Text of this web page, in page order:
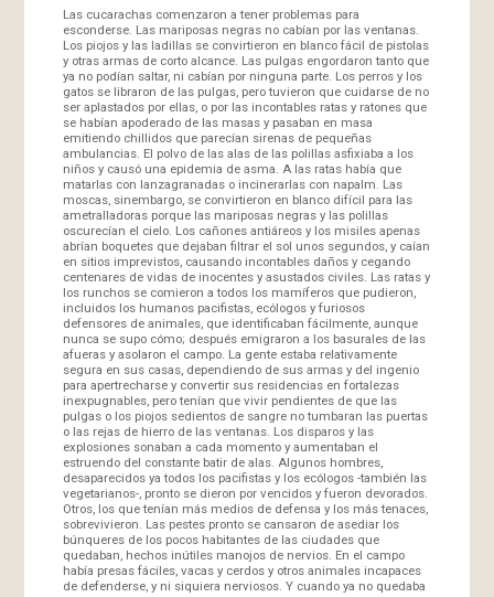
Las cucarachas comenzaron a tener problemas para
esconderse. Las mariposas negras no cabían por las ventanas.
Los piojos y las ladillas se convirtieron en blanco fácil de pistolas
y otras armas de corto alcance. Las pulgas engordaron tanto que
ya no podían saltar, ni cabían por ninguna parte. Los perros y los
gatos se libraron de las pulgas, pero tuvieron que cuidarse de no
ser aplastados por ellas, o por las incontables ratas y ratones que
se habían apoderado de las masas y pasaban en masa
emitiendo chillidos que parecían sirenas de pequeñas
ambulancias. El polvo de las alas de las polillas asfixiaba a los
niños y causó una epidemia de asma. A las ratas había que
matarlas con lanzagranadas o incinerarlas con napalm. Las
moscas, sinembargo, se convirtieron en blanco difícil para las
ametralladoras porque las mariposas negras y las polillas
oscurecían el cielo. Los cañones antiáreos y los misiles apenas
abrían boquetes que dejaban filtrar el sol unos segundos, y caían
en sitios imprevistos, causando incontables daños y cegando
centenares de vidas de inocentes y asustados civiles. Las ratas y
los runchos se comieron a todos los mamíferos que pudieron,
incluidos los humanos pacifistas, ecólogos y furiosos
defensores de animales, que identificaban fácilmente, aunque
nunca se supo cómo; después emigraron a los basurales de las
afueras y asolaron el campo. La gente estaba relativamente
segura en sus casas, dependiendo de sus armas y del ingenio
para apertrecharse y convertir sus residencias en fortalezas
inexpugnables, pero tenían que vivir pendientes de que las
pulgas o los piojos sedientos de sangre no tumbaran las puertas
o las rejas de hierro de las ventanas. Los disparos y las
explosiones sonaban a cada momento y aumentaban el
estruendo del constante batir de alas. Algunos hombres,
desaparecidos ya todos los pacifistas y los ecólogos -también las
vegetarianos-, pronto se dieron por vencidos y fueron devorados.
Otros, los que tenían más medios de defensa y los más tenaces,
sobrevivieron. Las pestes pronto se cansaron de asediar los
búnqueres de los pocos habitantes de las ciudades que
quedaban, hechos inútiles manojos de nervios. En el campo
había presas fáciles, vacas y cerdos y otros animales incapaces
de defenderse, y ni siquiera nerviosos. Y cuando ya no quedaba